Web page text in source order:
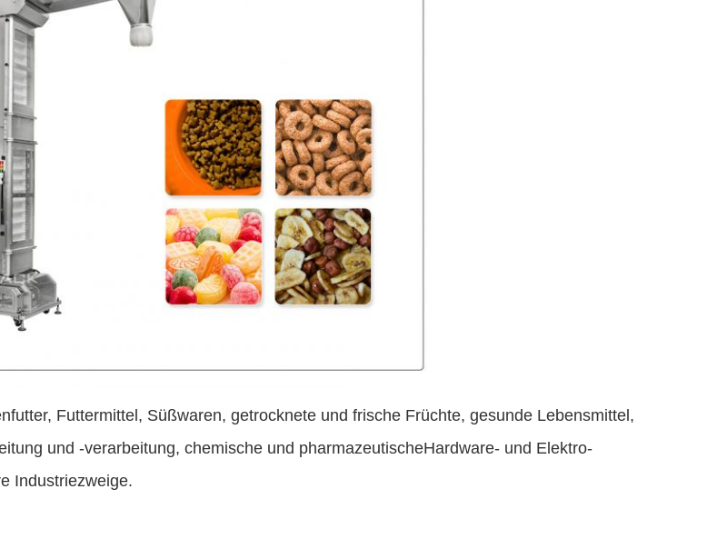
Futtermittel, Süßwaren, getrocknete und frische Früchte, gesunde Lebensmittel,
und -verarbeitung, chemische und pharmazeutischeHardware- und Elektro-
Industriezweige.